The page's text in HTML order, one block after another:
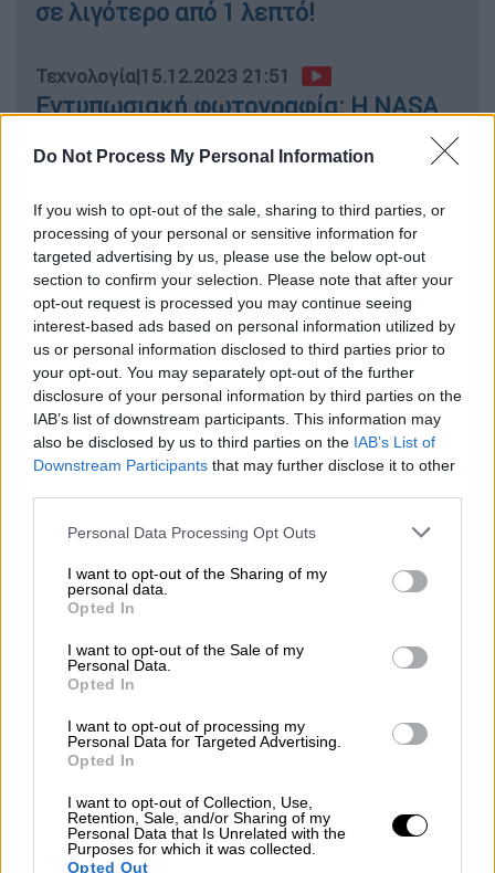
Do Not Process My Personal Information
If you wish to opt-out of the sale, sharing to third parties, or
processing of your personal or sensitive information for
targeted advertising by us, please use the below opt-out
section to confirm your selection. Please note that after your
opt-out request is processed you may continue seeing
interest-based ads based on personal information utilized by
us or personal information disclosed to third parties prior to
your opt-out. You may separately opt-out of the further
disclosure of your personal information by third parties on the
IAB’s list of downstream participants. This information may
also be disclosed by us to third parties on the IAB’s List of
Downstream Participants that may further disclose it to other
Please note that this website/app uses one or more Google
not limited to your visit or usage behaviour. You may click to
grant or deny consent to Google and its third-party tags to
use your data for below specified purposes in below Google
consent section.
Personal Data Processing Opt Outs
I want to opt-out of the Sharing of my
personal data.
Opted In
I want to opt-out of the Sale of my
Personal Data.
Opted In
I want to opt-out of processing my
Personal Data for Targeted Advertising.
Opted In
I want to opt-out of Collection, Use,
Retention, Sale, and/or Sharing of my
Personal Data that Is Unrelated with the
Purposes for which it was collected.
Opted Out
σε λιγότερο από 1 λεπτό!
Τεχνολογία|15.12.2023 21:51
Εντυπωσιακή φωτογραφία: Η NASA
κατέγραψε τεράστια ηλιακή έκλαψη
«Συνδυάζοντας τα δεδομένα από αυτή την
πτήση με τις προηγούμενες παρατηρήσεις
μας, η επιστημονική ομάδα του Juno μελετά
πώς ποικίλλουν τα ηφαίστεια της Ιώ»,
δήλωσε ο επικεφαλής ερευνητής του Juno,
Σκοτ Μπόλτον του Νοτιοδυτικού
Ερευνητικού Ινστιτούτου στο Σαν Αντόνιο.